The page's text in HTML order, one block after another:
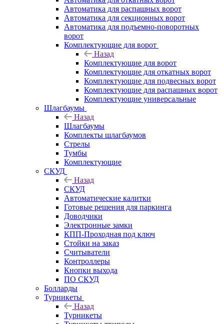
Автоматика для распашных ворот
Автоматика для секционных ворот
Автоматика для подъемно-поворотных
ворот
Комплектующие для ворот
Назад
Комплектующие для ворот
Комплектующие для откатных ворот
Комплектующие для подвесных ворот
Комплектующие для распашных ворот
Комплектующие универсальные
Шлагбаумы
Назад
Шлагбаумы
Комплекты шлагбаумов
Стрелы
Тумбы
Комплектующие
СКУД
Назад
СКУД
Автоматические калитки
Готовые решения для паркинга
Доводчики
Электронные замки
КПП-Проходная под ключ
Стойки на заказ
Считыватели
Контроллеры
Кнопки выхода
ПО СКУД
Болларды
Турникеты
Назад
Турникеты